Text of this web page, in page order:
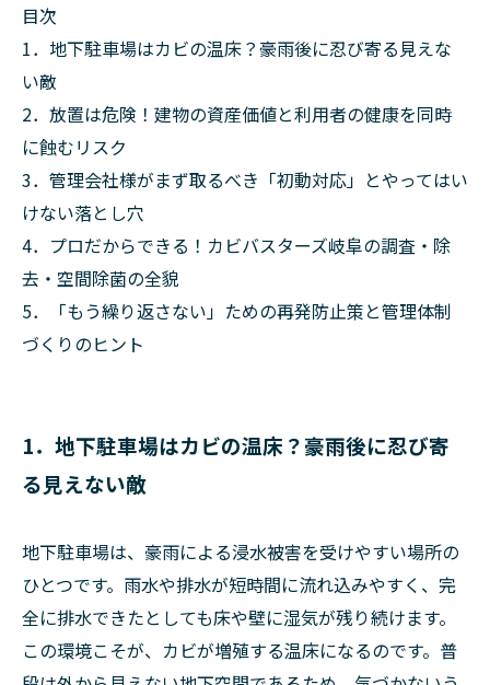
目次
1．地下駐車場はカビの温床？豪雨後に忍び寄る見えな
い敵
2．放置は危険！建物の資産価値と利用者の健康を同時
に蝕むリスク
3．管理会社様がまず取るべき「初動対応」とやってはい
けない落とし穴
4．プロだからできる！カビバスターズ岐阜の調査・除
去・空間除菌の全貌
5．「もう繰り返さない」ための再発防止策と管理体制
づくりのヒント
1．地下駐車場はカビの温床？豪雨後に忍び寄
る見えない敵
地下駐車場は、豪雨による浸水被害を受けやすい場所の
ひとつです。雨水や排水が短時間に流れ込みやすく、完
全に排水できたとしても床や壁に湿気が残り続けます。
この環境こそが、カビが増殖する温床になるのです。普